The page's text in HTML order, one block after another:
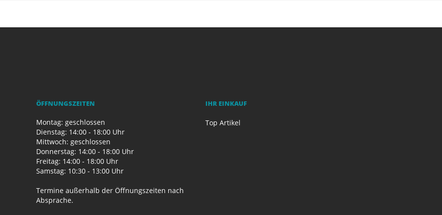
ÖFFNUNGSZEITEN
Montag: geschlossen
Dienstag: 14:00 - 18:00 Uhr
Mittwoch: geschlossen
Donnerstag: 14:00 - 18:00 Uhr
Freitag: 14:00 - 18:00 Uhr
Samstag: 10:30 - 13:00 Uhr
Termine außerhalb der Öffnungszeiten nach
Absprache.
IHR EINKAUF
Top Artikel